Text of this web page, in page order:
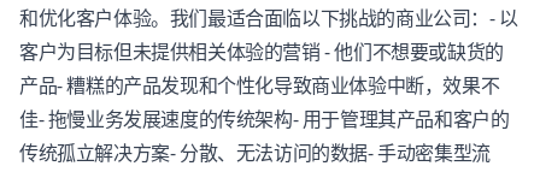
和优化客户体验。我们最适合面临以下挑战的商业公司：- 以
客户为目标但未提供相关体验的营销 - 他们不想要或缺货的
产品- 糟糕的产品发现和个性化导致商业体验中断，效果不
佳- 拖慢业务发展速度的传统架构- 用于管理其产品和客户的
传统孤立解决方案- 分散、无法访问的数据- 手动密集型流